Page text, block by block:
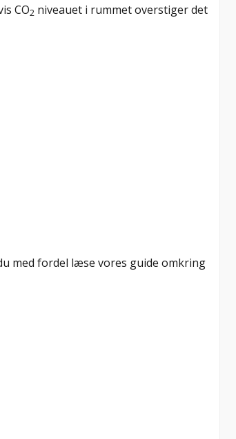
CO2 niveauet i rummet overstiger det
med fordel læse vores guide omkring